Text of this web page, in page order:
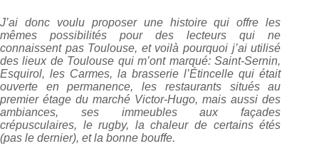
J’ai donc voulu proposer une histoire qui offre les
mêmes possibilités pour des lecteurs qui ne
connaissent pas Toulouse, et voilà pourquoi j’ai utilisé
des lieux de Toulouse qui m’ont marqué: Saint-Sernin,
Esquirol, les Carmes, la brasserie l’Étincelle qui était
ouverte en permanence, les restaurants situés au
premier étage du marché Victor-Hugo, mais aussi des
ambiances, ses immeubles aux façades
crépusculaires, le rugby, la chaleur de certains étés
(pas le dernier), et la bonne bouffe.